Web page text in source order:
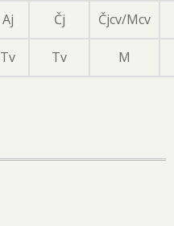
Aj Čj Čjcv/Mcv
Tv Tv M